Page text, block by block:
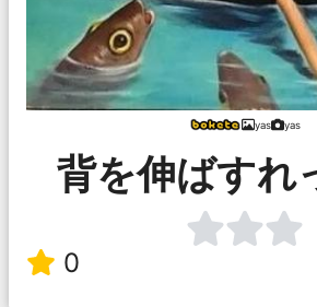
yas yas
背を伸ばすれ
0